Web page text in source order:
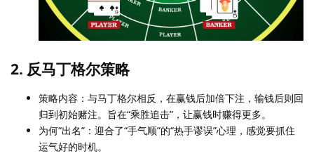
2. 反马丁格尔策略
策略内容：与马丁格尔相反，在赢钱后加倍下注，输钱后则回
归到初始赌注。旨在“乘胜追击”，让赢钱时赚得更多。
为何“出名”：迎合了“手气顺”的“热手谬误”心理，感觉要抓住
运气好的时机。